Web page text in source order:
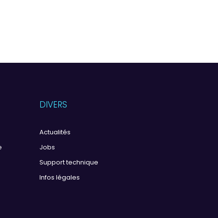
DIVERS
Actualités
Jobs
Support technique
Infos légales